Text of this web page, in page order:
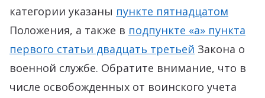
категории указаны пункте пятнадцатом
Положения, а также в подпункте «а» пункта
первого статьи двадцать третьей Закона о
военной службе. Обратите внимание, что в
числе освобожденных от воинского учета